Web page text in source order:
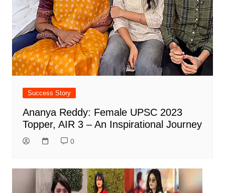
Success Story
Ananya Reddy: Female UPSC 2023
Topper, AIR 3 – An Inspirational Journey
0